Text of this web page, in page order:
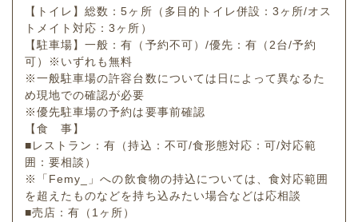
【トイレ】総数：5ヶ所（多目的トイレ併設：3ヶ所/オス
トメイト対応：3ヶ所）
【駐車場】一般：有（予約不可）/優先：有（2台/予約
可）※いずれも無料
※一般駐車場の許容台数については日によって異なるた
め現地での確認が必要
※優先駐車場の予約は要事前確認
【食 事】
■レストラン：有（持込：不可/食形態対応：可/対応範
囲：要相談）
※「Femy_」への飲食物の持込については、食対応範囲
を超えたものなどを持ち込みたい場合などは応相談
■売店：有（1ヶ所）